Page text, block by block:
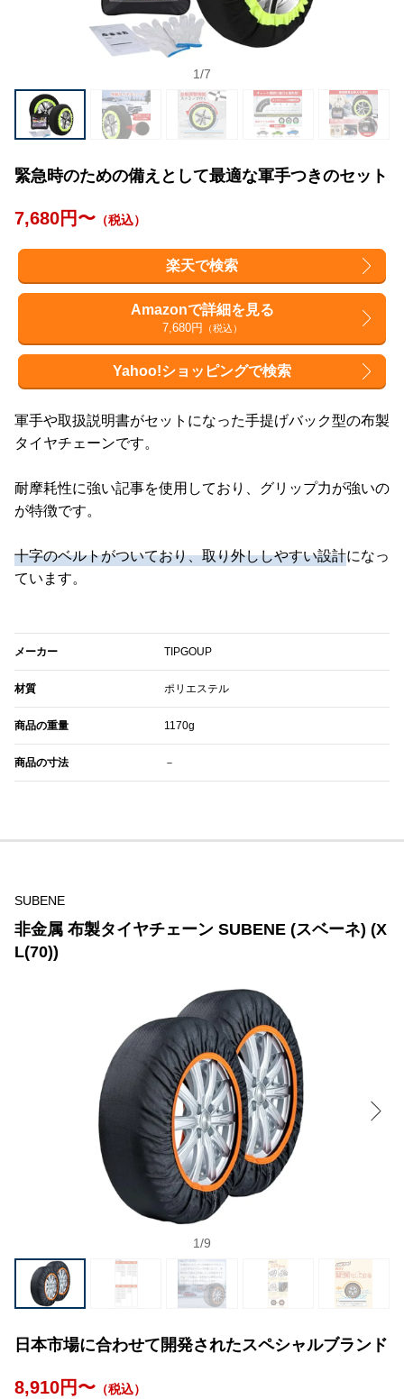
1/7
緊急時のための備えとして最適な軍手つきのセット
7,680円〜 （税込）
楽天で検索
Amazonで詳細を見る
7,680円 （税込）
Yahoo!ショッピングで検索
軍手や取扱説明書がセットになった手提げバック型の布製
タイヤチェーンです。
耐摩耗性に強い記事を使用しており、グリップ力が強いの
が特徴です。
十字のベルトがついており、取り外ししやすい設計になっ
ています。
メーカー TIPGOUP
材質 ポリエステル
商品の重量 1170g
商品の寸法 －
SUBENE
非金属 布製タイヤチェーン SUBENE (スベーネ) (X
L(70))
1/9
日本市場に合わせて開発されたスペシャルブランド
8,910円〜 （税込）